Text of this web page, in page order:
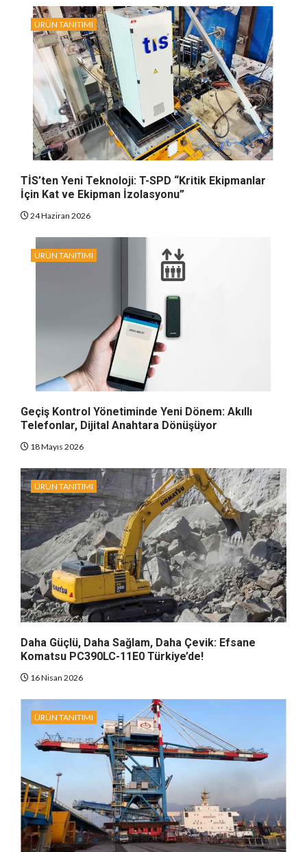
ÜRÜN TANITIMI
TİS’ten Yeni Teknoloji: T-SPD “Kritik Ekipmanlar
İçin Kat ve Ekipman İzolasyonu”
24 Haziran 2026
ÜRÜN TANITIMI
Geçiş Kontrol Yönetiminde Yeni Dönem: Akıllı
Telefonlar, Dijital Anahtara Dönüşüyor
18 Mayıs 2026
ÜRÜN TANITIMI
Daha Güçlü, Daha Sağlam, Daha Çevik: Efsane
Komatsu PC390LC-11E0 Türkiye’de!
16 Nisan 2026
ÜRÜN TANITIMI